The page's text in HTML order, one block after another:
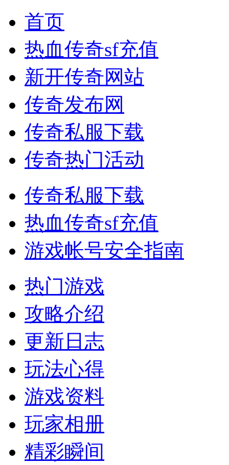
首页
热血传奇sf充值
新开传奇网站
传奇发布网
传奇私服下载
传奇热门活动
传奇私服下载
热血传奇sf充值
游戏帐号安全指南
热门游戏
攻略介绍
更新日志
玩法心得
游戏资料
玩家相册
精彩瞬间